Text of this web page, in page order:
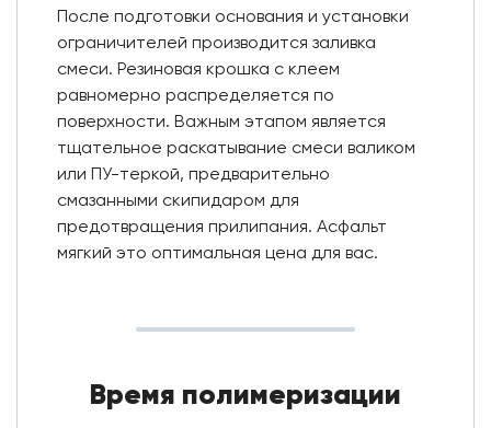
После подготовки основания и установки
ограничителей производится заливка
смеси. Резиновая крошка с клеем
равномерно распределяется по
поверхности. Важным этапом является
тщательное раскатывание смеси валиком
или ПУ-теркой, предварительно
смазанными скипидаром для
предотвращения прилипания. Асфальт
мягкий это оптимальная цена для вас.
Время полимеризации